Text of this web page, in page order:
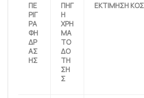
ΠΕ
ΡΙΓ
ΡΑ
ΦΗ
ΔΡ
ΑΣ
ΗΣ
ΠΗΓ
Η
ΧΡΗ
ΜΑ
ΤΟ
ΔΟ
ΤΗ
ΣΗ
Σ
ΕΚΤΙΜΗΣΗ